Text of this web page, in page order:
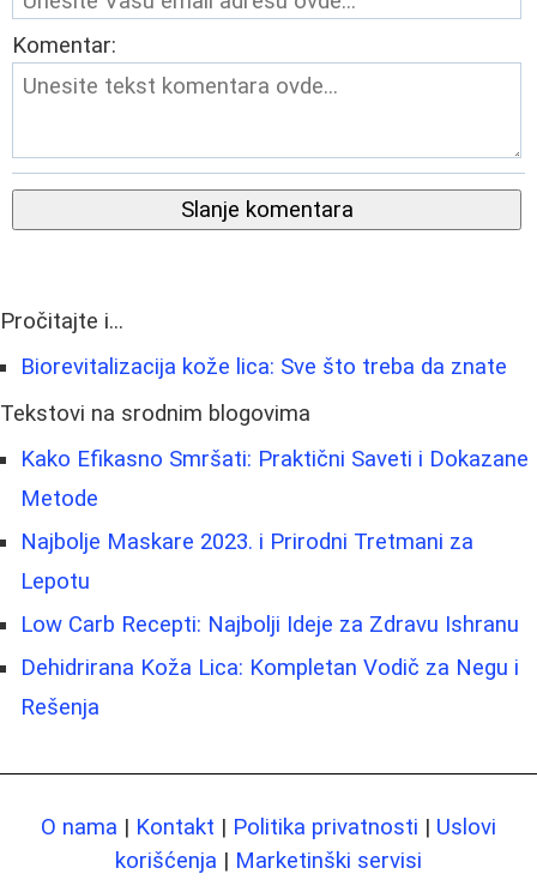
Komentar:
Slanje komentara
Pročitajte i...
Biorevitalizacija kože lica: Sve što treba da znate
Tekstovi na srodnim blogovima
Kako Efikasno Smršati: Praktični Saveti i Dokazane
Metode
Najbolje Maskare 2023. i Prirodni Tretmani za
Lepotu
Low Carb Recepti: Najbolji Ideje za Zdravu Ishranu
Dehidrirana Koža Lica: Kompletan Vodič za Negu i
Rešenja
O nama | Kontakt | Politika privatnosti | Uslovi
korišćenja | Marketinški servisi